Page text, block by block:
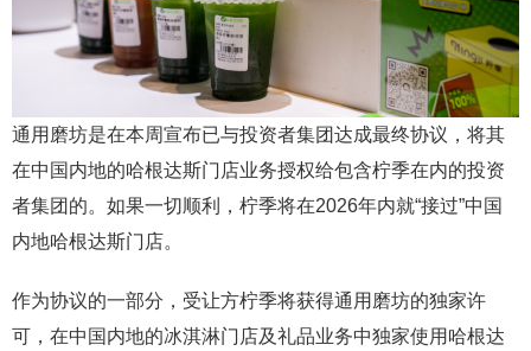
通用磨坊是在本周宣布已与投资者集团达成最终协议，将其
在中国内地的哈根达斯门店业务授权给包含柠季在内的投资
者集团的。如果一切顺利，柠季将在2026年内就“接过”中国
内地哈根达斯门店。
作为协议的一部分，受让方柠季将获得通用磨坊的独家许
可，在中国内地的冰淇淋门店及礼品业务中独家使用哈根达